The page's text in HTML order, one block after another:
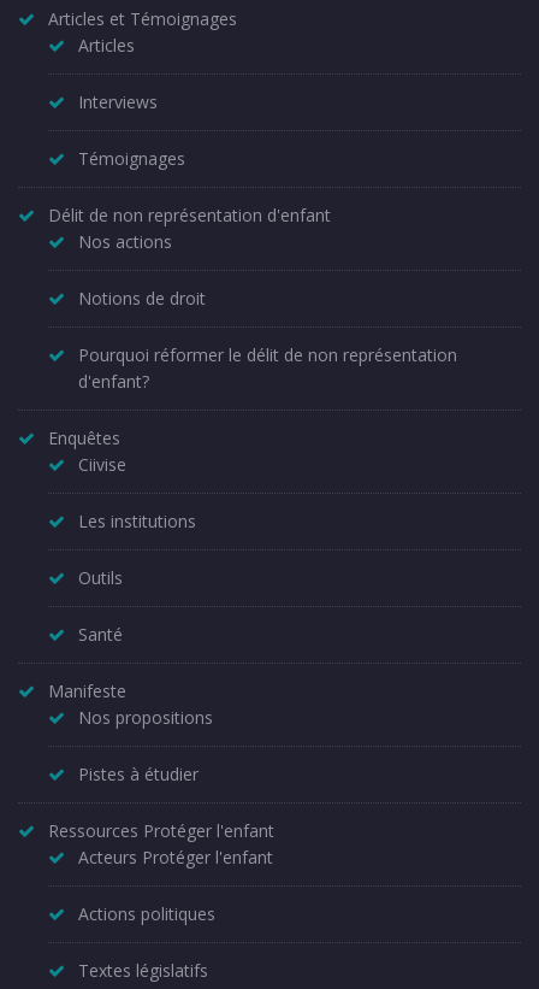
Articles et Témoignages
Articles
Interviews
Témoignages
Délit de non représentation d'enfant
Nos actions
Notions de droit
Pourquoi réformer le délit de non représentation
d'enfant?
Enquêtes
Ciivise
Les institutions
Outils
Santé
Manifeste
Nos propositions
Pistes à étudier
Ressources Protéger l'enfant
Acteurs Protéger l'enfant
Actions politiques
Textes législatifs